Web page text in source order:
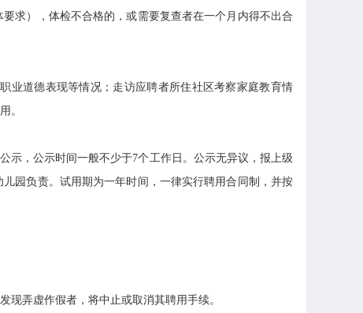
求），体检不合格的，或需要复查者在一个月内得不出合
道德表现等情况；走访应聘者所住社区考察家庭教育情
。
，公示时间一般不少于7个工作日。公示无异议，报上级
园负责。试用期为一年时间，一律实行聘用合同制，并按
弄虚作假者，将中止或取消其聘用手续。